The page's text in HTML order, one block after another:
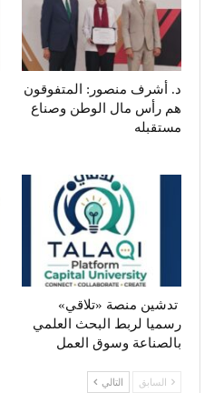
د. أشرف منصور: المتفوقون
هم رأس مال الوطن وصناع
مستقبله
تدشين منصة «تلاقي»
رسميا لربط البحث العلمي
بالصناعة وسوق العمل
السابق التالي